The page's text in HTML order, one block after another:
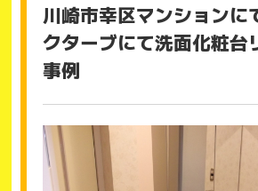
川崎市幸区マンションに
クターブにて洗面化粧台
事例